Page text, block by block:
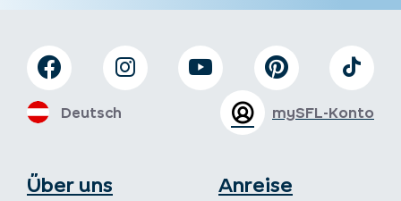
Über uns Anreise
mySFL-Konto
Deutsch